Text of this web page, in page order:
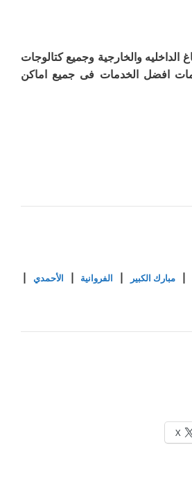
الداخليه والخارجية وجميع كتالوجات
افضل الخدمات فى جميع اماكن
|مبارك الكبير الفروانية الأحمدي
X